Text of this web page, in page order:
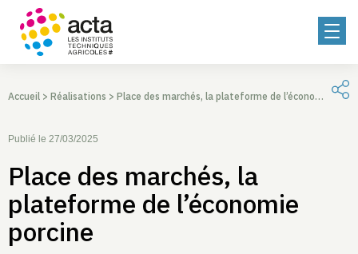
Accueil > Réalisations > Place des marchés, la plateforme de l’économie porcine
Publié le 27/03/2025
Place des marchés, la
plateforme de l’économie
porcine